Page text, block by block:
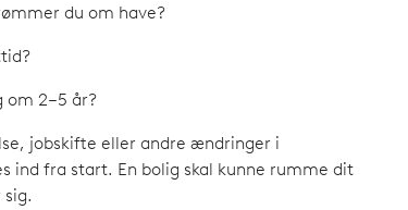
du om have?
om 2–5 år?
jobskifte eller andre ændringer i
ind fra start. En bolig skal kunne rumme dit
sig.